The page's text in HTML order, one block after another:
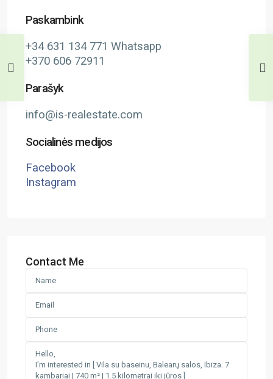
Paskambink
+34 631 134 771 Whatsapp
+370 606 72911
Parašyk
info@is-realestate.com
Socialinės medijos
Facebook
Instagram
Contact Me